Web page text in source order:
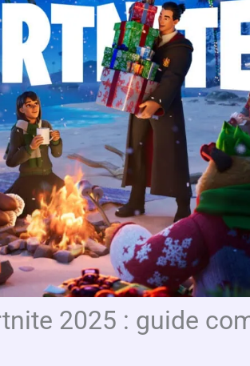
2025 : guide